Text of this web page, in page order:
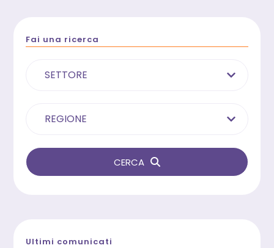
Fai una ricerca
SETTORE
REGIONE
CERCA
Ultimi comunicati